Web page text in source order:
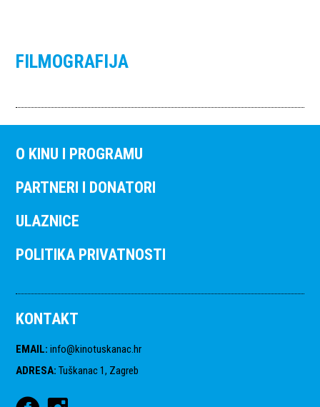
FILMOGRAFIJA
O KINU I PROGRAMU
PARTNERI I DONATORI
ULAZNICE
POLITIKA PRIVATNOSTI
KONTAKT
EMAIL: info@kinotuskanac.hr
ADRESA: Tuškanac 1, Zagreb